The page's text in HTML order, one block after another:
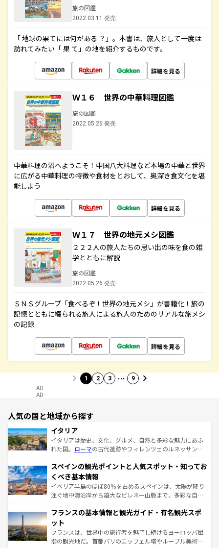
旅の図鑑
2022.03.11 発売
「 地球の果てには何がある ？」。本書は、旅人として一度は
訪れてみたい「 果 て」の地を紹介するものです。
詳細を見る
Ｗ１６ 世界の中華料理図鑑
旅の図鑑
2022.05.26 発売
中華料理の沼へようこそ！中国八大料理など本場の中華と世界
に広がる中華料理の特徴や食材をとおして、奥深き食文化を堪
能しよう
詳細を見る
Ｗ１７ 世界の地元メシ図鑑
２２２人の旅人たちの思い出の味を食の雑
学とともに解説
旅の図鑑
2022.05.26 発売
ＳＮＳグループ「食べるぞ！世界の地元メシ」が書籍化！旅の
記憶とともに綴られる旅人による旅人のためのリアルな旅メシ
の記録
詳細を見る
1 2 3 … 9
AD
AD
人気の国と地域から探す
イタリア
イタリアは歴史、文化、グルメ、自然と多彩な魅力にあふ
れた国。 ローマの古代遺跡やフィレンツェのルネッサンス
ろん、トスカーナの美しい田園風景やアマルフィ海岸の絶
景など、自然景観も見逃せない。観光の合間には、本場の
ピザやパスタなど、絶品のイタリア料理を堪能することも
できる。朝目覚めてから夜眠るまで、すべての瞬間を楽し
なお、新着のイタリア情報はコンテンツ一覧を参照してほ
しい。
スペインの観光ポイントと人気スポット・知ってお
くべき基本情報
イベリア半島のほぼ80％を占めるスペインは、太陽が降り
注ぐ地中海沿岸から雄大なピレネー山脈まで、多彩な自然
文化が根付くこの国では、情熱的なフラメンコ、熱気あふ
れる闘牛、そして美味しいタパスが生活の一部となってい
る。首都マドリードの洗練された雰囲気や、バルセロナの
アートに溢れた街角から、地方では古代ローマ遺跡や中世
フランスの基本情報と観光ガイド・有名観光スポ
ット
フランスは、世界中の旅行者を魅了し続けるヨーロッパ屈
指の観光地だ。首都パリのエッフェル塔やルーブル美術館